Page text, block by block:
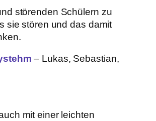
störenden Schülern zu
sie stören und das damit
– Lukas, Sebastian,
mit einer leichten